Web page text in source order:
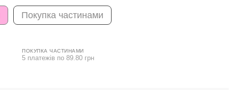
Покупка частинами
ПОКУПКА ЧАСТИНАМИ
5 платежів по 89.80 грн